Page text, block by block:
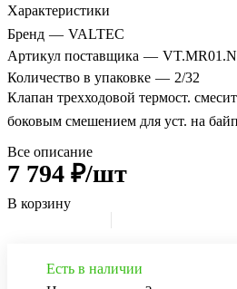
Характеристики
Бренд — VALTEC
Артикул поставщика —
Количество в упаковке — 2/32
Клапан трехходовой термост.
боковым смешением для уст. на
Все описание
7 794 ₽/шт
В корзину
Есть в наличии